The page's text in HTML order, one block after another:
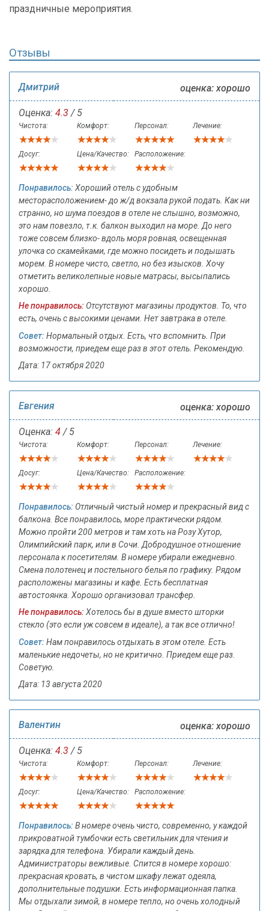
праздничные мероприятия.
Отзывы
Дмитрий оценка: хорошо
Оценка: 4.3 / 5
Чистота: Комфорт: Персонал: Лечение:
Досуг: Цена/Качество: Расположение:
Понравилось: Хороший отель с удобным
месторасположением- до ж/д вокзала рукой подать. Как ни
странно, но шума поездов в отеле не слышно, возможно,
это нам повезло, т.к. балкон выходил на море. До него
тоже совсем близко- вдоль моря ровная, освещенная
улочка со скамейками, где можно посидеть и подышать
морем. В номере чисто, светло, но без изысков. Хочу
отметить великолепные новые матрасы, высыпались
хорошо.
Не понравилось: Отсутствуют магазины продуктов. То, что
есть, очень с высокими ценами. Нет завтрака в отеле.
Совет: Нормальный отдых. Есть, что вспомнить. При
возможности, приедем еще раз в этот отель. Рекомендую.
Дата: 17 октября 2020
Евгения оценка: хорошо
Оценка: 4 / 5
Чистота: Комфорт: Персонал: Лечение:
Досуг: Цена/Качество: Расположение:
Понравилось: Отличный чистый номер и прекрасный вид с
балкона. Все понравилось, море практически рядом.
Можно пройти 200 метров и там хоть на Розу Хутор,
Олимпийский парк, или в Сочи. Добродушное отношение
персонала к посетителям. В номере убирали ежедневно.
Смена полотенец и постельного белья по графику. Рядом
расположены магазины и кафе. Есть бесплатная
автостоянка. Хорошо организовал трансфер.
Не понравилось: Хотелось бы в душе вместо шторки
стекло (это если уж совсем в идеале), а так все отлично!
Совет: Нам понравилось отдыхать в этом отеле. Есть
маленькие недочеты, но не критично. Приедем еще раз.
Советую.
Дата: 13 августа 2020
Валентин оценка: хорошо
Оценка: 4.3 / 5
Чистота: Комфорт: Персонал: Лечение:
Досуг: Цена/Качество: Расположение:
Понравилось: В номере очень чисто, современно, у каждой
прикроватной тумбочки есть светильник для чтения и
зарядка для телефона. Убирали каждый день.
Администраторы вежливые. Спится в номере хорошо:
прекрасная кровать, в чистом шкафу лежат одеяла,
дополнительные подушки. Есть информационная папка.
Мы отдыхали зимой, в номере тепло, но очень холодный